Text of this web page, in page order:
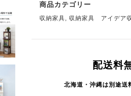
商品カテゴリー
収納家具, 収納家具 アイデア
配送料
北海道・沖縄は別途送